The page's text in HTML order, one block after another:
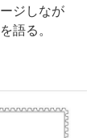
ジしなが
語る。